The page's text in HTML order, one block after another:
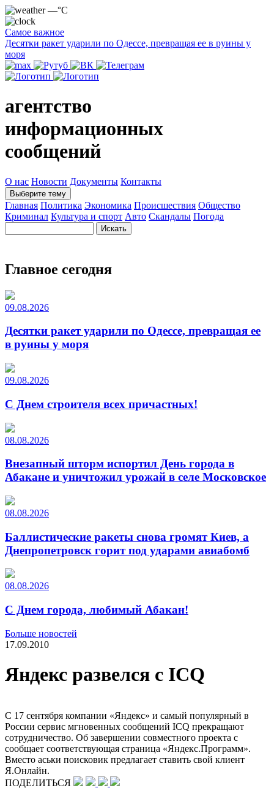
—°C
Самое важное
Десятки ракет ударили по Одессе, превращая ее в руины у
моря
агентство
информационных
сообщений
О нас Новости Документы Контакты
Выберите тему
Главная Политика Экономика Происшествия Общество
Криминал Культура и спорт Авто Скандалы Погода
Главное сегодня
09.08.2026
Десятки ракет ударили по Одессе, превращая ее
в руины у моря
09.08.2026
С Днем строителя всех причастных!
08.08.2026
Внезапный шторм испортил День города в
Абакане и уничтожил урожай в селе Московское
08.08.2026
Баллистические ракеты снова громят Киев, а
Днепропетровск горит под ударами авиабомб
08.08.2026
С Днем города, любимый Абакан!
Больше новостей
17.09.2010
Яндекс развелся с ICQ
С 17 сентября компании «Яндекс» и самый популярный в
России сервис мгновенных сообщений ICQ прекращают
сотрудничество. Об завершении совместного проекта с
сообщает соответствующая страница «Яндекс.Программ».
Вместо аськи поисковик предлагает ставить свой клиент
Я.Онлайн.
ПОДЕЛИТЬСЯ